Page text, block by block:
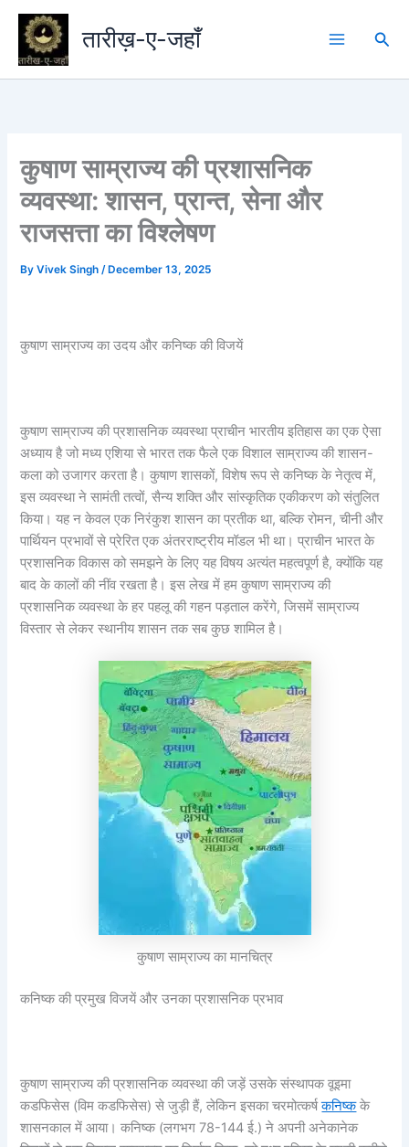
Skip
content
तारीख़-ए-जहाँ
कुषाण साम्राज्य की प्रशासनिक
व्यवस्था: शासन, प्रान्त, सेना और
राजसत्ता का विश्लेषण
ByVivek Singh/ December 13, 2025
कुषाण साम्राज्य का उदय और कनिष्क की विजयें
कुषाण साम्राज्य की प्रशासनिक व्यवस्था प्राचीन भारतीय इतिहास का एक ऐसा
अध्याय है जो मध्य एशिया से भारत तक फैले एक विशाल साम्राज्य की शासन-
कला को उजागर करता है। कुषाण शासकों, विशेष रूप से कनिष्क के नेतृत्व में,
इस व्यवस्था ने सामंती तत्वों, सैन्य शक्ति और सांस्कृतिक एकीकरण को संतुलित
किया। यह न केवल एक निरंकुश शासन का प्रतीक था, बल्कि रोमन, चीनी और
पार्थियन प्रभावों से प्रेरित एक अंतरराष्ट्रीय मॉडल भी था। प्राचीन भारत के
प्रशासनिक विकास को समझने के लिए यह विषय अत्यंत महत्वपूर्ण है, क्योंकि यह
बाद के कालों की नींव रखता है। इस लेख में हम कुषाण साम्राज्य की
प्रशासनिक व्यवस्था के हर पहलू की गहन पड़ताल करेंगे, जिसमें साम्राज्य
विस्तार से लेकर स्थानीय शासन तक सब कुछ शामिल है।
कुषाण साम्राज्य का मानचित्र
कनिष्क की प्रमुख विजयें और उनका प्रशासनिक प्रभाव
कुषाण साम्राज्य की प्रशासनिक व्यवस्था की जड़ें उसके संस्थापक वूइमा
कडफिसेस (विम कडफिसेस) से जुड़ी हैं, लेकिन इसका चरमोत्कर्षकनिष्कके
शासनकाल में आया। कनिष्क (लगभग 78-144 ई.) ने अपनी अनेकानेक